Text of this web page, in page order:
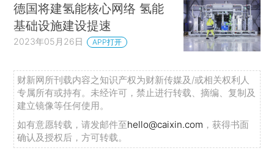
德国将建氢能核心网络 氢能
基础设施建设提速
2023年05月26日 APP打开
财新网所刊载内容之知识产权为财新传媒及/或相关权利人
专属所有或持有。未经许可，禁止进行转载、摘编、复制及
建立镜像等任何使用。
如有意愿转载，请发邮件至hello@caixin.com ，获得书面
确认及授权后，方可转载。